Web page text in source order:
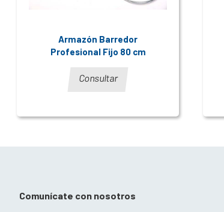
Armazón Barredor
Profesional Fijo 80 cm
Consultar
Comunícate con nosotros